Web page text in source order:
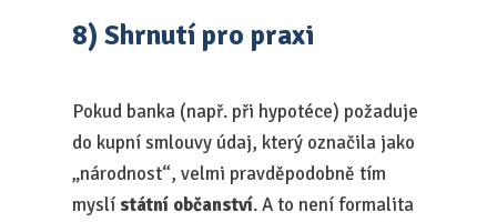
8) Shrnutí pro praxi
Pokud banka (např. při hypotéce) požaduje
do kupní smlouvy údaj, který označila jako
„národnost“, velmi pravděpodobně tím
myslí státní občanství. A to není formalita